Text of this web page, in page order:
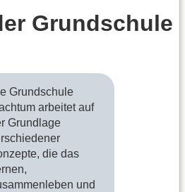
Grundschule
Grundschule
arbeitet auf
Grundlage
die das
und